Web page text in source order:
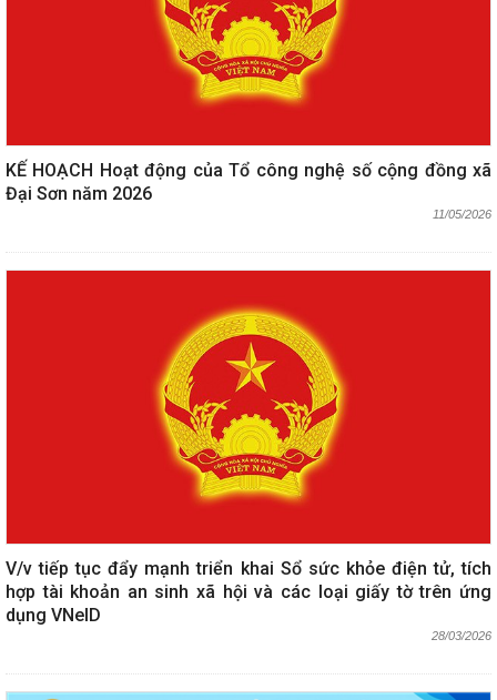
KẾ HOẠCH Hoạt động của Tổ công nghệ số cộng đồng xã
Đại Sơn năm 2026
11/05/2026
V/v tiếp tục đẩy mạnh triển khai Sổ sức khỏe điện tử, tích
hợp tài khoản an sinh xã hội và các loại giấy tờ trên ứng
dụng VNeID
28/03/2026